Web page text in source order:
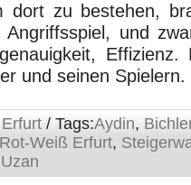
dort zu bestehen,
und
und seinen Spielern.
/ Tags:Aydin,
Rot-Weiß Erfurt,
Uzan